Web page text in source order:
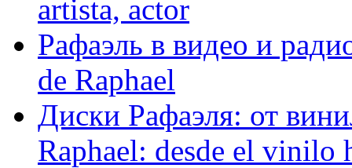
artista, actor
Рафаэль в видео и
de Raphael
Диски Рафаэля: от
Raphael: desde el vinilo